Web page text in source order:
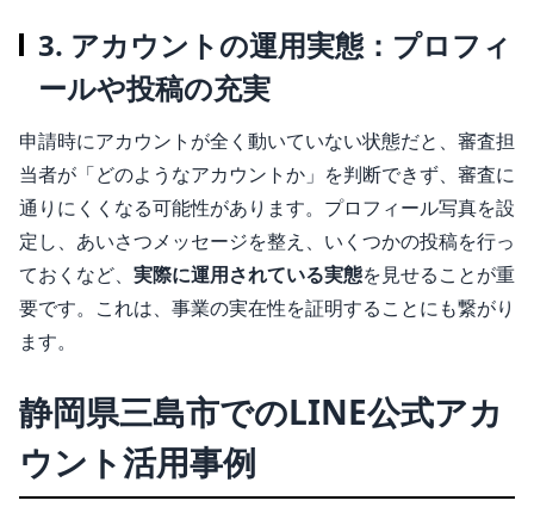
3. アカウントの運用実態：プロフィ
ールや投稿の充実
申請時にアカウントが全く動いていない状態だと、審査担
当者が「どのようなアカウントか」を判断できず、審査に
通りにくくなる可能性があります。プロフィール写真を設
定し、あいさつメッセージを整え、いくつかの投稿を行っ
ておくなど、 実際に運用されている実態を見せることが重
要です。これは、事業の実在性を証明することにも繋がり
ます。
静岡県三島市でのLINE公式アカ
ウント活用事例